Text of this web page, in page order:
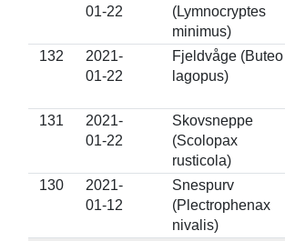
01-22
(Lymnocryptes
minimus)
132
2021-
01-22
Fjeldvåge (Buteo
lagopus)
131
2021-
01-22
Skovsneppe
(Scolopax
rusticola)
130
2021-
01-12
Snespurv
(Plectrophenax
nivalis)